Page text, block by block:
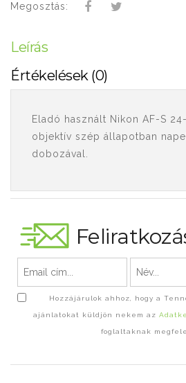
Megosztás:
Leírás
Értékelések (0)
Eladó használt Nikon AF-S
objektív szép állapotban
dobozával.
Hozzájárulok ahhoz, hogy a
ajánlatokat küldjön nekem az
foglaltaknak